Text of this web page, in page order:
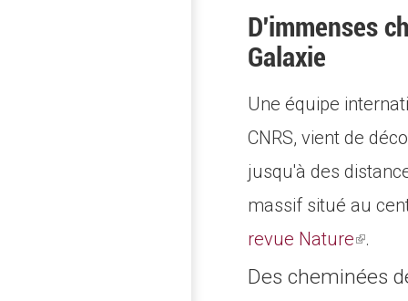
D'immenses
Galaxie
Une équipe
CNRS, vient de
jusqu'à des
massif situé au
revue Nature(link
is
.
Des cheminées